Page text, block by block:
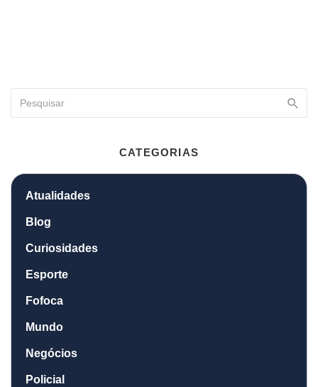
CATEGORIAS
Atualidades
Blog
Curiosidades
Esporte
Fofoca
Mundo
Negócios
Policial